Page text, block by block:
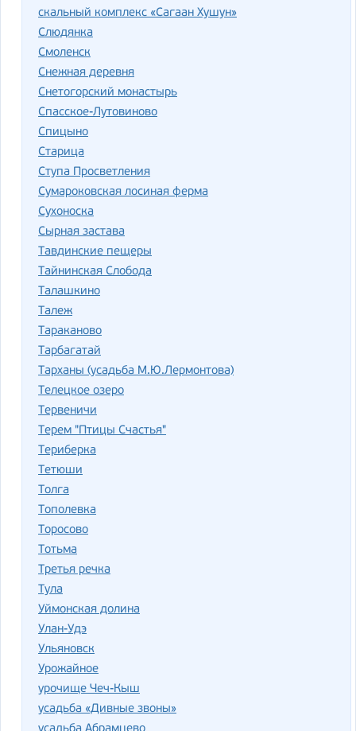
скальный комплекс «Сагаан Хушун»
Слюдянка
Смоленск
Снежная деревня
Снетогорский монастырь
Спасское-Лутовиново
Спицыно
Старица
Ступа Просветления
Сумароковская лосиная ферма
Сухоноска
Сырная застава
Тавдинские пещеры
Тайнинская Слобода
Талашкино
Талеж
Тараканово
Тарбагатай
Тарханы (усадьба М.Ю.Лермонтова)
Телецкое озеро
Тервеничи
Терем "Птицы Счастья"
Териберка
Тетюши
Толга
Тополевка
Торосово
Тотьма
Третья речка
Тула
Уймонская долина
Улан-Удэ
Ульяновск
Урожайное
урочище Чеч-Кыш
усадьба «Дивные звоны»